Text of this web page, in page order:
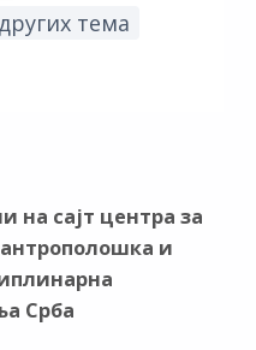
тема
на сајт центра за
и
Срба